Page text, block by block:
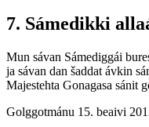
7. Sámedikki
Mun sávan Sámediggái
ja sávan dan šaddat ávkin
Majestehta Gonagasa sánit
Golggotmánu 15. beaivi